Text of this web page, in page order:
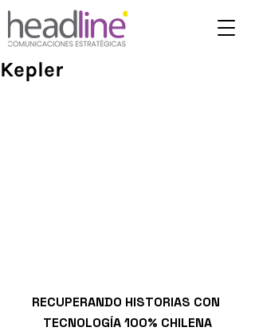
Kepler
RECUPERANDO HISTORIAS CON
TECNOLOGÍA 100% CHILENA